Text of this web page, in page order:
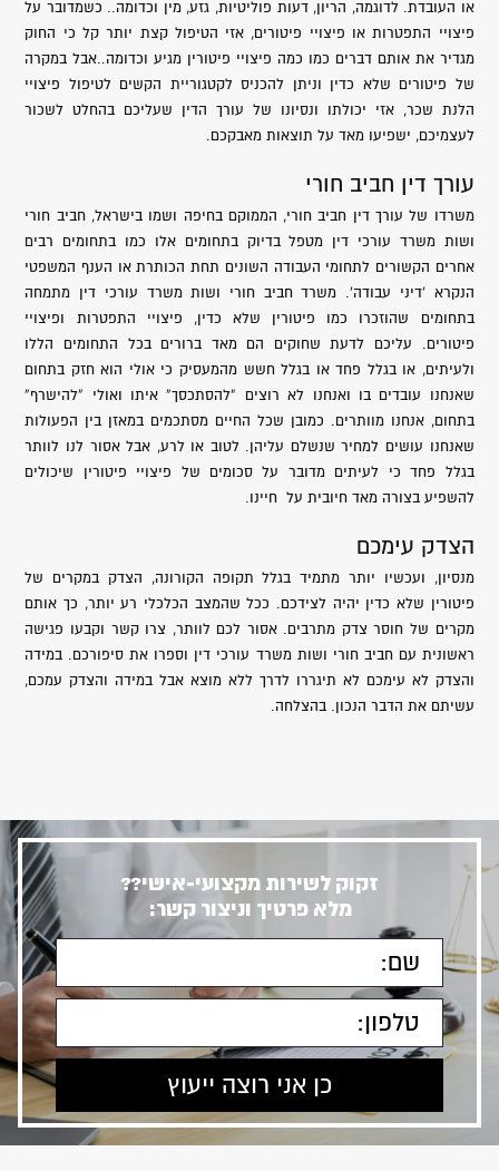
או העובדת. לדוגמה, הריון, דעות פוליטיות, גזע, מין וכדומה.. כשמדובר על
פיצויי התפטרות או פיצויי פיטורים, אזי הטיפול קצת יותר קל כי החוק
מגדיר את אותם דברים כמו כמה פיצויי פיטורין מגיע וכדומה..אבל במקרה
של פיטורים שלא כדין וניתן להכניס לקטגוריית הקשים לטיפול פיצויי
הלנת שכר, אזי יכולתו ונסיונו של עורך הדין שעליכם בהחלט לשכור
לעצמיכם, ישפיעו מאד על תוצאות מאבקכם.
עורך דין חביב חורי
משרדו של עורך דין חביב חורי, הממוקם בחיפה ושמו בישראל, חביב חורי
ושות משרד עורכי דין מטפל בדיוק בתחומים אלו כמו בתחומים רבים
אחרים הקשורים לתחומי העבודה השונים תחת הכותרת או הענף המשפטי
הנקרא ‘דיני עבודה’. משרד חביב חורי ושות משרד עורכי דין מתמחה
בתחומים שהוזכרו כמו פיטורין שלא כדין, פיצויי התפטרות ופיצויי
פיטורים. עליכם לדעת שחוקים הם מאד ברורים בכל התחומים הללו
ולעיתים, או בגלל פחד או בגלל חשש מהמעסיק כי אולי הוא חזק בתחום
שאנחנו עובדים בו ואנחנו לא רוצים “להסתכסך” איתו ואולי “להישרף”
בתחום, אנחנו מוותרים. כמובן שכל החיים מסתכמים במאזן בין הפעולות
שאנחנו עושים למחיר שנשלם עליהן. לטוב או לרע, אבל אסור לנו לוותר
בגלל פחד כי לעיתים מדובר על סכומים של פיצויי פיטורין שיכולים
להשפיע בצורה מאד חיובית על חיינו.
הצדק עימכם
מנסיון, ועכשיו יותר מתמיד בגלל תקופה הקורונה, הצדק במקרים של
פיטורין שלא כדין יהיה לצידכם. ככל שהמצב הכלכלי רע יותר, כך אותם
מקרים של חוסר צדק מתרבים. אסור לכם לוותר, צרו קשר וקבעו פגישה
ראשונית עם חביב חורי ושות משרד עורכי דין וספרו את סיפורכם. במידה
והצדק לא עימכם לא תיגררו לדרך ללא מוצא אבל במידה והצדק עמכם,
עשיתם את הדבר הנכון. בהצלחה.
זקוק לשירות מקצועי-אישי??
מלא פרטיך וניצור קשר: